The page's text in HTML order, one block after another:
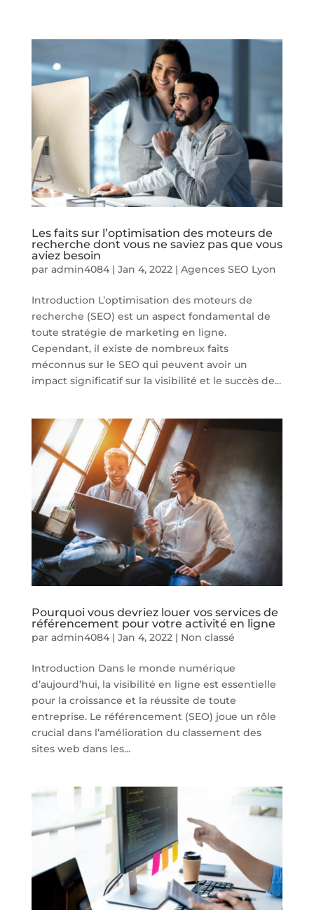
Les faits sur l’optimisation des moteurs de
recherche dont vous ne saviez pas que vous
aviez besoin
par admin4084| Jan 4, 2022| Agences SEO Lyon
Introduction L’optimisation des moteurs de
recherche (SEO) est un aspect fondamental de
toute stratégie de marketing en ligne.
Cependant, il existe de nombreux faits
méconnus sur le SEO qui peuvent avoir un
impact significatif sur la visibilité et le succès de...
Pourquoi vous devriez louer vos services de
référencement pour votre activité en ligne
par admin4084| Jan 4, 2022| Non classé
Introduction Dans le monde numérique
d’aujourd’hui, la visibilité en ligne est essentielle
pour la croissance et la réussite de toute
entreprise. Le référencement (SEO) joue un rôle
crucial dans l’amélioration du classement des
sites web dans les...